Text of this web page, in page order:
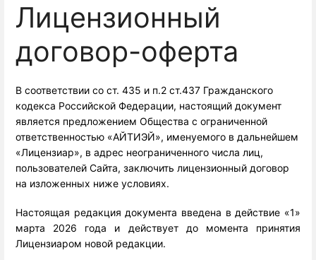
Лицензионный
договор-оферта
В соответствии со ст. 435 и п.2 ст.437 Гражданского
кодекса Российской Федерации, настоящий документ
является предложением Общества с ограниченной
ответственностью «АЙТИЭЙ», именуемого в дальнейшем
«Лицензиар», в адрес неограниченного числа лиц,
пользователей Сайта, заключить лицензионный договор
на изложенных ниже условиях.
Настоящая редакция документа введена в действие «1»
марта 2026 года и действует до момента принятия
Лицензиаром новой редакции.